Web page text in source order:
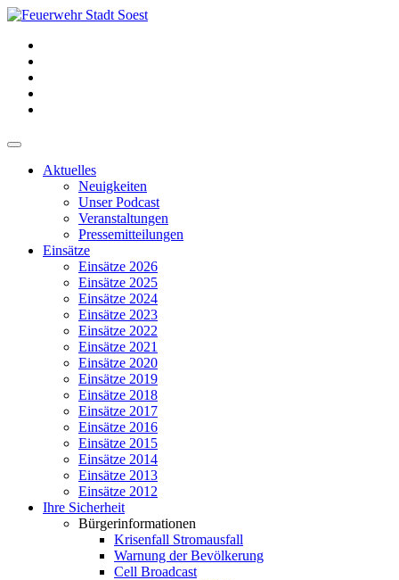
Aktuelles
Neuigkeiten
Unser Podcast
Veranstaltungen
Pressemitteilungen
Einsätze
Einsätze 2026
Einsätze 2025
Einsätze 2024
Einsätze 2023
Einsätze 2022
Einsätze 2021
Einsätze 2020
Einsätze 2019
Einsätze 2018
Einsätze 2017
Einsätze 2016
Einsätze 2015
Einsätze 2014
Einsätze 2013
Einsätze 2012
Ihre Sicherheit
Bürgerinformationen
Krisenfall Stromausfall
Warnung der Bevölkerung
Cell Broadcast